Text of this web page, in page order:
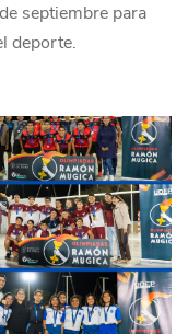
septiembre para
deporte.